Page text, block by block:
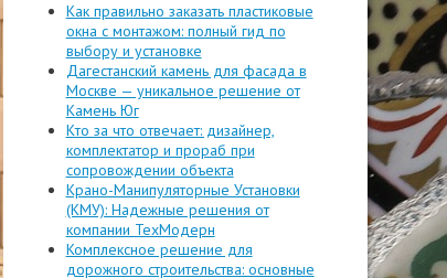
Как правильно заказать пластиковые
окна с монтажом: полный гид по
выбору и установке
Дагестанский камень для фасада в
Москве — уникальное решение от
Камень Юг
Кто за что отвечает: дизайнер,
комплектатор и прораб при
сопровождении объекта
Крано-Манипуляторные Установки
(КМУ): Надежные решения от
компании ТехМодерн
Комплексное решение для
дорожного строительства: основные